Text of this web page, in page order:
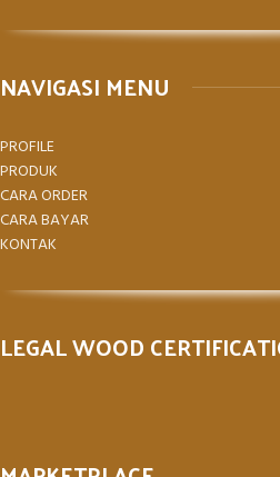
NAVIGASI MENU
PROFILE
PRODUK
CARA ORDER
CARA BAYAR
KONTAK
LEGAL WOOD